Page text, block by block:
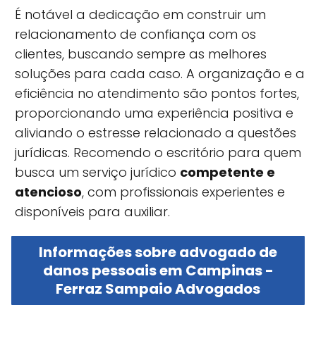
É notável a dedicação em construir um
relacionamento de confiança com os
clientes, buscando sempre as melhores
soluções para cada caso. A organização e a
eficiência no atendimento são pontos fortes,
proporcionando uma experiência positiva e
aliviando o estresse relacionado a questões
jurídicas. Recomendo o escritório para quem
busca um serviço jurídico competente e
atencioso, com profissionais experientes e
disponíveis para auxiliar.
Informações sobre advogado de
danos pessoais em Campinas -
Ferraz Sampaio Advogados